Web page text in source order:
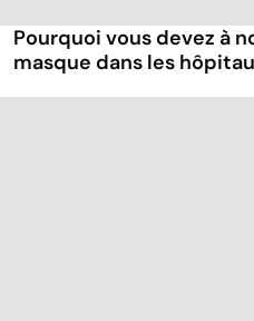
Pourquoi vous devez à
masque dans les